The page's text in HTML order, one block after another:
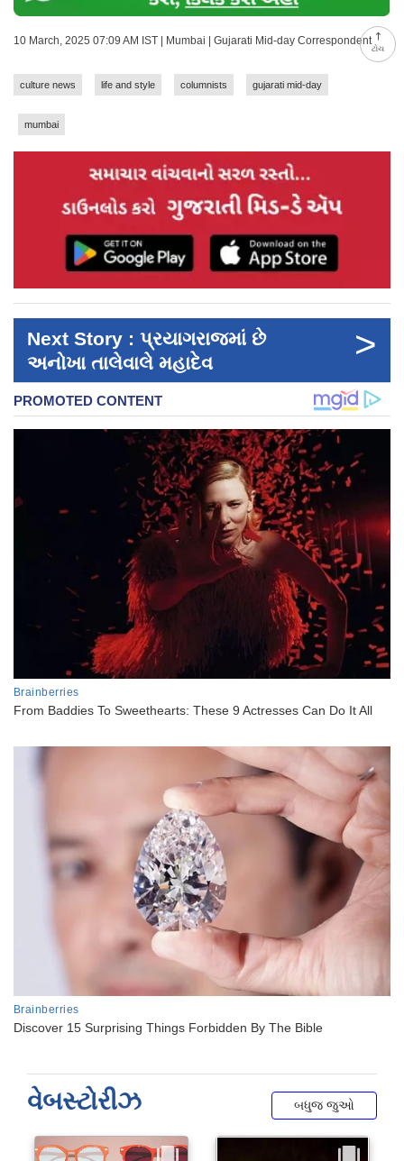
ટોચ
10 March, 2025 07:09 AM IST | Mumbai | Gujarati Mid-day Correspondent
culture news life and style columnists gujarati mid-day
mumbai
Next Story : પ્રયાગરાજમાં છે
અનોખા તાલેવાલે મહાદેવ
>
વેબસ્ટોરીઝ બધુજ જુઓ